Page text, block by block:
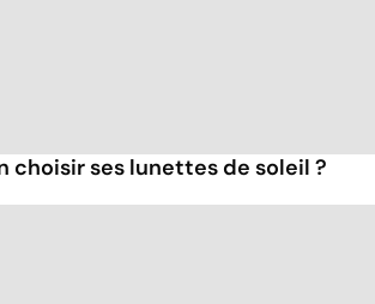
choisir ses lunettes de soleil ?